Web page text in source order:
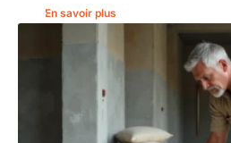
En savoir plus